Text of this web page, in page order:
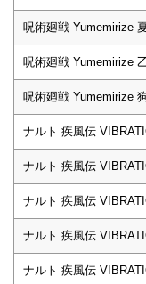
呪術廻戦 Yumemirize
呪術廻戦 Yumemirize
呪術廻戦 Yumemirize
ナルト 疾風伝
ナルト 疾風伝
ナルト 疾風伝
ナルト 疾風伝
ナルト 疾風伝